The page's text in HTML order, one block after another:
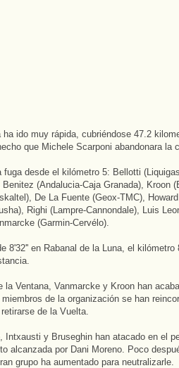
ha ido muy rápida, cubriéndose 47.2
que Michele Scarponi abandonara la
fuga desde el kilómetro 5: Bellotti
(Andalucia-Caja Granada), Kroon
De La Fuente (Geox-TMC), Howard
Righi (Lampre-Cannondale), Luis
(Garmin-Cervélo).
8'32'' en Rabanal de la Luna, el
la Ventana, Vanmarcke y Kroon han
de la organización se han
de la Vuelta.
Intxausti y Bruseghin han atacado en el
alcanzada por Dani Moreno. Poco
grupo ha aumentado para neutralizarle.